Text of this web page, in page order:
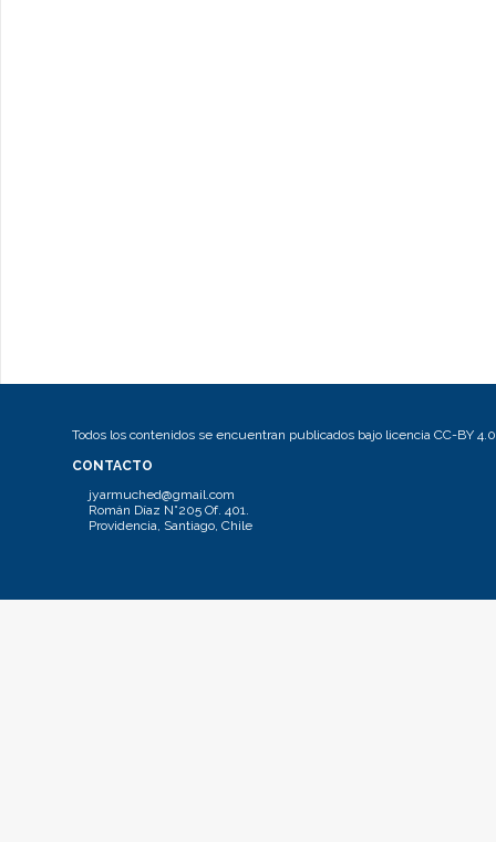
Todos los contenidos se encuentran publicados bajo licencia CC-BY 4.0
CONTACTO
jyarmuched@gmail.com
Román Díaz N°205 Of. 401.
Providencia, Santiago, Chile